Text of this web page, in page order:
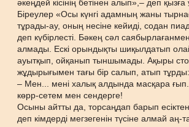
әкеңдей кісінің бетінен алып»,– деп
Біреулер «Осы күнгі адамның жаны
тұрады-ау, оның несіне кейиді, содан
деп күбірлесті. Бәкең сәл
алмады. Ескі орындықты шиқылдатып
ауытқып, ойқанып тыншымады. Ақыры
жұдырығымен тағы бір салып, атып тұрды:
– Мен... мені халық алдында масқара ғып.
көрр-сетем мен сендерге!
Осыны айтты да, торсаңдап барып
деп кімдерді мегзегенін түсіне алмай аң-